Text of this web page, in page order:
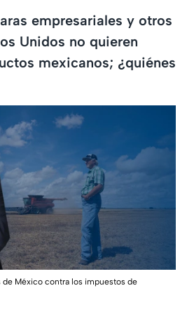
empresariales y otros
Unidos no quieren
mexicanos; ¿quiénes
de México contra los impuestos de